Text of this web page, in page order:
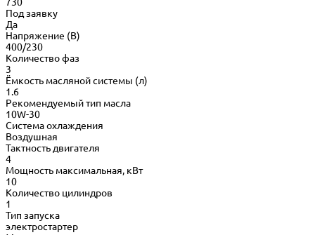
Под заявку
Да
Напряжение (В)
400/230
Количество фаз
3
Ёмкость масляной системы (л)
1.6
Рекомендуемый тип масла
10W-30
Система охлаждения
Воздушная
Тактность двигателя
4
Мощность максимальная, кВт
10
Количество цилиндров
1
Тип запуска
электростартер